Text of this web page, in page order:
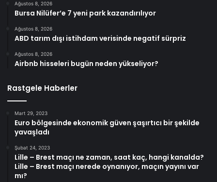
Ağustos 8, 2026
Bursa Nilüfer’e 7 yeni park kazandırılıyor
Ağustos 8, 2026
ABD tarım dışı istihdam verisinde negatif sürpriz
Ağustos 8, 2026
Airbnb hisseleri bugün neden yükseliyor?
Rastgele Haberler
Mart 29, 2023
Euro bölgesinde ekonomik güven şaşırtıcı bir şekilde
yavaşladı
Şubat 24, 2023
Lille – Brest maçı ne zaman, saat kaç, hangi kanalda?
Lille – Brest maçı nerede oynanıyor, maçın yayını var
mı?